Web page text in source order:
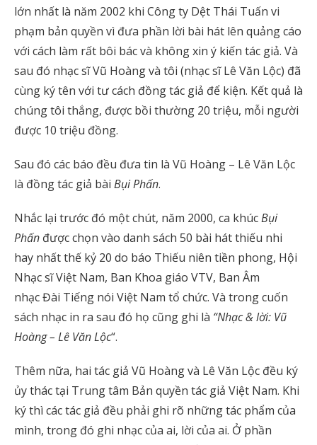
lớn nhất là năm 2002 khi Công ty Dệt Thái Tuấn vi
phạm bản quyền vì đưa phần lời bài hát lên quảng cáo
với cách làm rất bôi bác và không xin ý kiến tác giả. Và
sau đó nhạc sĩ Vũ Hoàng và tôi (nhạc sĩ Lê Văn Lộc) đã
cùng ký tên với tư cách đồng tác giả để kiện. Kết quả là
chúng tôi thắng, được bồi thường 20 triệu, mỗi người
được 10 triệu đồng.
Sau đó các báo đều đưa tin là Vũ Hoàng – Lê Văn Lộc
là đồng tác giả bài Bụi Phấn.
Nhắc lại trước đó một chút, năm 2000, ca khúcBụi
Phấn được chọn vào danh sách 50 bài hát thiếu nhi
hay nhất thế kỷ 20 do báo Thiếu niên tiền phong, Hội
Nhạc sĩ Việt Nam, Ban Khoa giáo VTV, Ban Âm
nhạc Đài Tiếng nói Việt Nam tổ chức. Và trong cuốn
sách nhạc in ra sau đó họ cũng ghi là “Nhạc & lời: Vũ
Hoàng – Lê Văn Lộc“.
Thêm nữa, hai tác giả Vũ Hoàng và Lê Văn Lộc đều ký
ủy thác tại Trung tâm Bản quyền tác giả Việt Nam. Khi
ký thì các tác giả đều phải ghi rõ những tác phẩm của
mình, trong đó ghi nhạc của ai, lời của ai. Ở phần